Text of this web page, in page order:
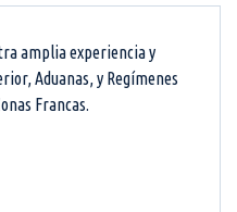
amplia experiencia y
Aduanas, y Regímenes
Francas.